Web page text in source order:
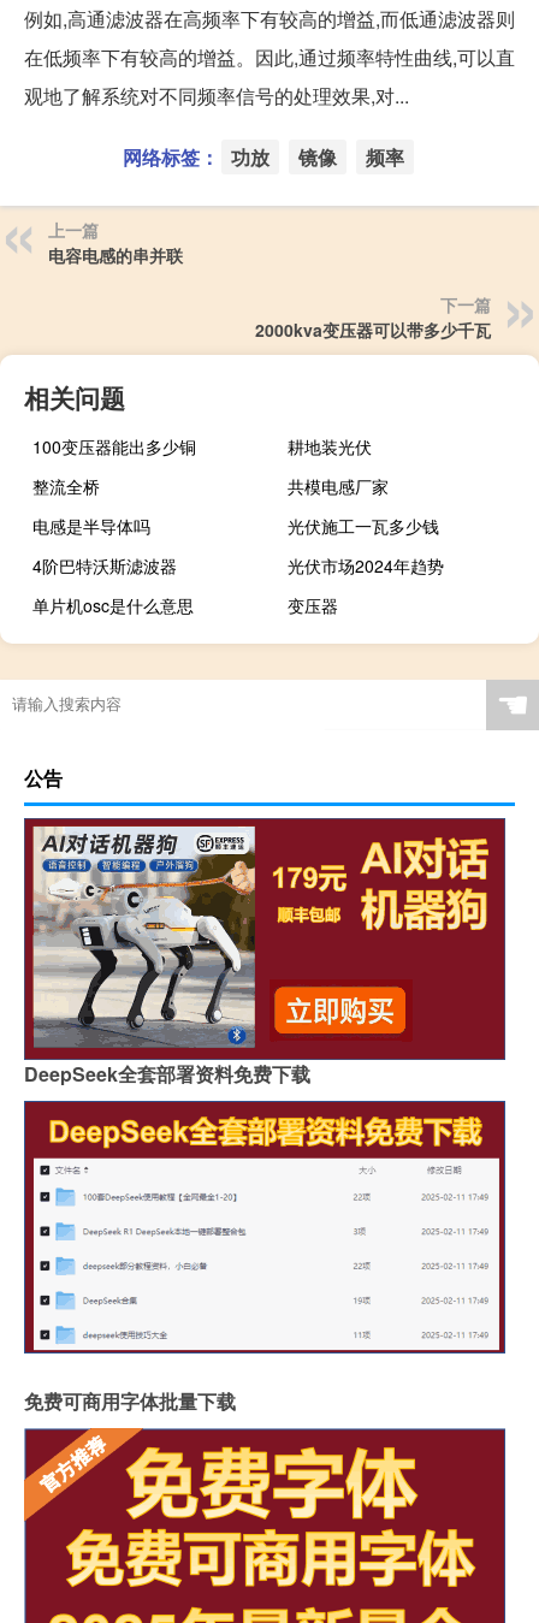
例如,高通滤波器在高频率下有较高的增益,而低通滤波器则
在低频率下有较高的增益。因此,通过频率特性曲线,可以直
观地了解系统对不同频率信号的处理效果,对...
网络标签： 功放 镜像 频率
上一篇
电容电感的串并联
下一篇
2000kva变压器可以带多少千瓦
相关问题
100变压器能出多少铜
耕地装光伏
整流全桥
共模电感厂家
电感是半导体吗
光伏施工一瓦多少钱
4阶巴特沃斯滤波器
光伏市场2024年趋势
单片机osc是什么意思
变压器
☚
公告
DeepSeek全套部署资料免费下载
免费可商用字体批量下载